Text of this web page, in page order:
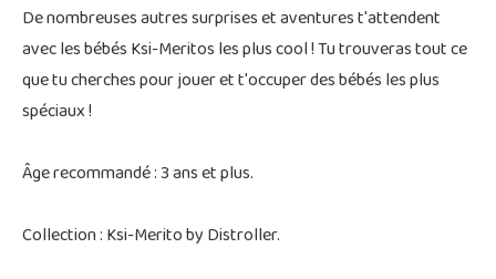
De nombreuses autres surprises et aventures t'attendent
avec les bébés Ksi-Meritos les plus cool ! Tu trouveras tout ce
que tu cherches pour jouer et t'occuper des bébés les plus
spéciaux !
Âge recommandé : 3 ans et plus.
Collection : Ksi-Merito by Distroller.